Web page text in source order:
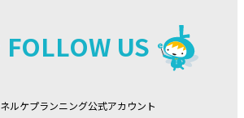
FOLLOW US
ネルケプランニング公式アカウント